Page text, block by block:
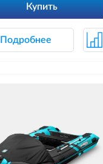
Купить
Подробнее